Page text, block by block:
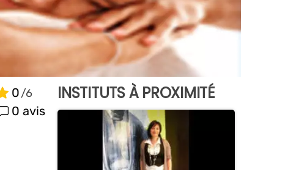
0
0 avis
INSTITUTS À PROXIMITÉ